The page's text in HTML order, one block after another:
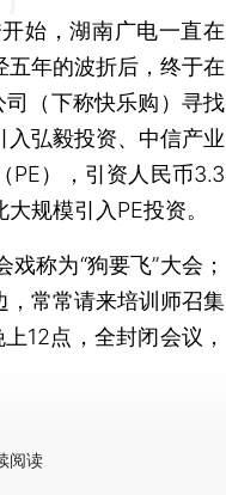
始，湖南广电一直在
年的波折后，终于在
司（下称快乐购）寻找
弘毅投资、中信产业
PE），引资人民币3.3
规模引入PE投资。
称为“狗要飞”大会；
，常常请来培训师召集
12点，全封闭会议，
阅读